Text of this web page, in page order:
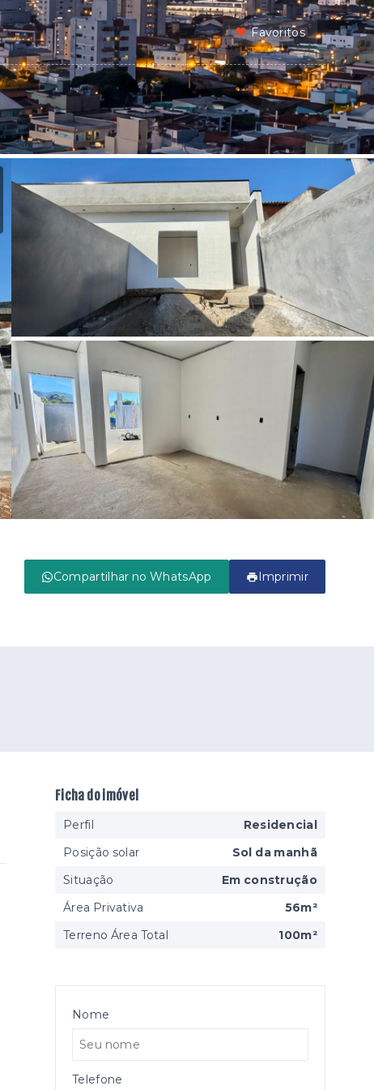
Favoritos
Compartilhar no WhatsApp Imprimir
Ficha do imóvel
Perfil
Residencial
Posição solar
Sol da manhã
Situação
Em construção
Área Privativa
56m²
Terreno Área Total
100m²
Nome
Telefone